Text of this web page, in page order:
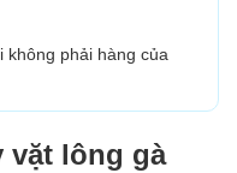
không phải hàng của
vặt lông gà